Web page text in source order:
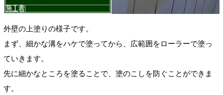
外壁の上塗りの様子です。
まず、細かな溝をハケで塗ってから、広範囲をローラーで塗っ
ていきます。
先に細かなところを塗ることで、塗のこしを防ぐことができま
す。